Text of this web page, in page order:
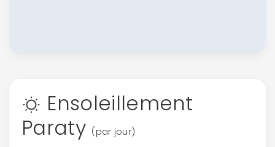
Ensoleillement
Paraty (par jour)